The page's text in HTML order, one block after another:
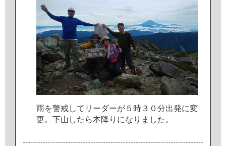
雨を警戒して リ ーダーが ５ 時 ３ ０分出発に変
更。 下山 した ら本降 り にな り ま した 。